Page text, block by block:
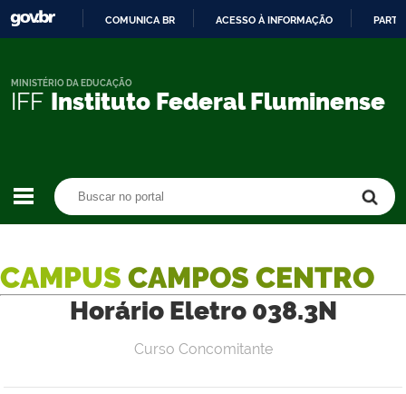
CONTEÚDO
COMUNICA BR ACESSO À INFORMAÇÃO
IFF Instituto Federal Fluminense
MINISTÉRIO DA EDUCAÇÃO
CAMPUS CAMPOS CENTRO
Horário Eletro 038.3N
Curso Concomitante